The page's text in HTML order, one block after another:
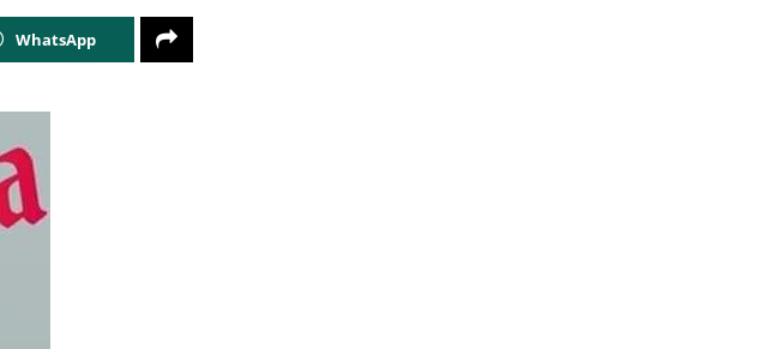
WhatsApp